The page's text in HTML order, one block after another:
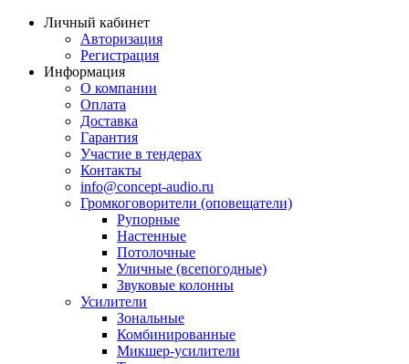
Личный кабинет
Авторизация
Регистрация
Информация
О компании
Оплата
Доставка
Гарантия
Участие в тендерах
Контакты
info@concept-audio.ru
Громкоговорители (оповещатели)
Рупорные
Настенные
Потолочные
Уличные (всепогодные)
Звуковые колонны
Усилители
Зональные
Комбинированные
Микшер-усилители